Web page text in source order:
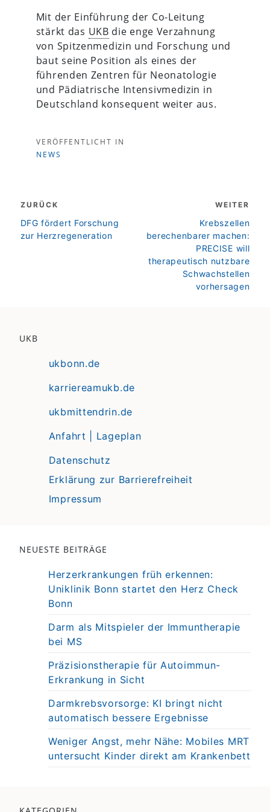
Mit der Einführung der Co-Leitung
stärkt das UKB die enge Verzahnung
von Spitzenmedizin und Forschung und
baut seine Position als eines der
führenden Zentren für Neonatologie
und Pädiatrische Intensivmedizin in
Deutschland konsequent weiter aus.
VERÖFFENTLICHT IN
NEWS
ZURÜCK
zurück
DFG fördert Forschung
zur Herzregeneration
WEITER
weiter
Krebszellen
berechenbarer machen:
PRECISE will
therapeutisch nutzbare
Schwachstellen
vorhersagen
UKB
ukbonn.de
karriereamukb.de
ukbmittendrin.de
Anfahrt | Lageplan
Datenschutz
Erklärung zur Barrierefreiheit
Impressum
NEUESTE BEITRÄGE
Herzerkrankungen früh erkennen:
Uniklinik Bonn startet den Herz Check
Bonn
Darm als Mitspieler der Immuntherapie
bei MS
Präzisionstherapie für Autoimmun-
Erkrankung in Sicht
Darmkrebsvorsorge: KI bringt nicht
automatisch bessere Ergebnisse
Weniger Angst, mehr Nähe: Mobiles MRT
untersucht Kinder direkt am Krankenbett